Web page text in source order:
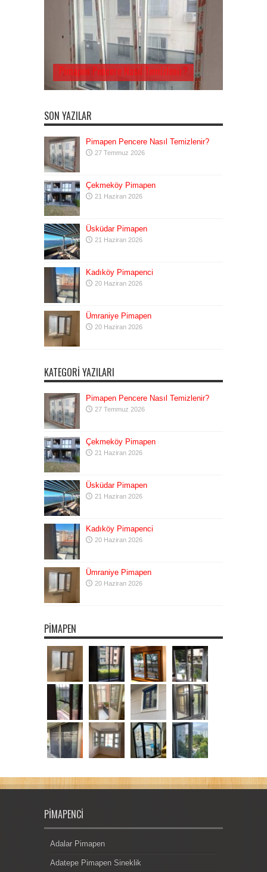
Pimapen Pencere Nasıl Temizlenir?
SON YAZILAR
Pimapen Pencere Nasıl Temizlenir?
27 Temmuz 2026
Çekmeköy Pimapen
21 Haziran 2026
Üsküdar Pimapen
21 Haziran 2026
Kadıköy Pimapenci
20 Haziran 2026
Ümraniye Pimapen
20 Haziran 2026
KATEGORI YAZILARI
Pimapen Pencere Nasıl Temizlenir?
27 Temmuz 2026
Çekmeköy Pimapen
21 Haziran 2026
Üsküdar Pimapen
21 Haziran 2026
Kadıköy Pimapenci
20 Haziran 2026
Ümraniye Pimapen
20 Haziran 2026
PIMAPEN
PIMAPENCI
Adalar Pimapen
Adatepe Pimapen Sineklik